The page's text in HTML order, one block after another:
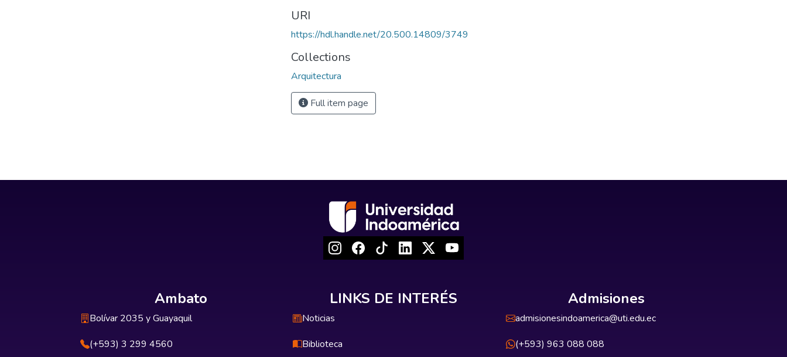
URI
https://hdl.handle.net/20.500.14809/3749
Collections
Arquitectura
Full item page
Ambato
Bolívar 2035 y Guayaquil
(+593) 3 299 4560
LINKS DE INTERÉS
Noticias
Biblioteca
Admisiones
admisionesindoamerica@uti.edu.ec
(+593) 963 088 088